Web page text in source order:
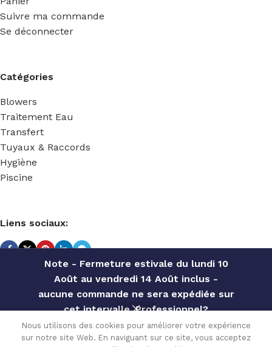
Note - Fermeture estivale du lundi 10
Août au vendredi 14 Août inclus -
aucune commande ne sera expédiée sur
cet intervalle. Professionnel?
Contactez notre service commercial
pour des offres personnalisées, des
Suivre ma commande
Se déconnecter
Catégories
Blowers
Traitement Eau
Transfert
Tuyaux & Raccords
Hygiène
Piscine
Liens sociaux:
TECHNIDOSE 2022 Réalisé parACS INFORMATIQUE
Nous utilisons des cookies pour améliorer votre expérience
sur notre site Web. En naviguant sur ce site, vous acceptez
RESERVOIR PE
SER-50 L EQUIPE
397.20 €
En stock